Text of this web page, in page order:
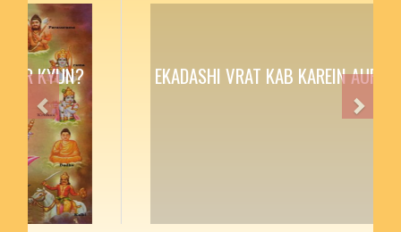
EKADASHI VRAT KAB KAREIN AUR KYUN?
Previous Next